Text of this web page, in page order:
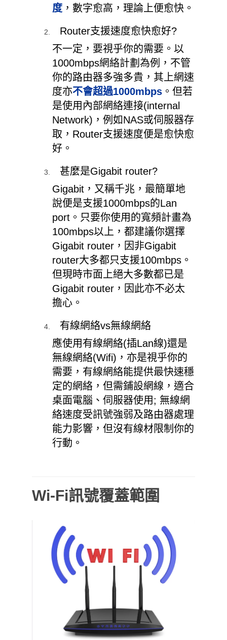
度 ，數字愈高，理論上便愈快。
Router支援速度愈快愈好?
不一定，要視乎你的需要。以
1000mbps網絡計劃為例，不管
你的路由器多強多貴，其上網速
度亦不會超過1000mbps 。但若
是使用內部網絡連接(internal
Network)，例如NAS或伺服器存
取，Router支援速度便是愈快愈
好。
甚麼是Gigabit router?
Gigabit，又稱千兆，最簡單地
說便是支援1000mbps的Lan
port。只要你使用的寬頻計畫為
100mbps以上，都建議你選擇
Gigabit router，因非Gigabit
router大多都只支援100mbps。
但現時市面上絕大多數都已是
Gigabit router，因此亦不必太
擔心。
有線網絡vs無線網絡
應使用有線網絡(插Lan線)還是
無線網絡(Wifi)，亦是視乎你的
需要，有線網絡能提供最快速穩
定的網絡，但需鋪設網線，適合
桌面電腦 、伺服器使用; 無線網
絡速度受訊號強弱及路由器處理
能力影響，但沒有線材限制你的
行動。
Wi-Fi訊號覆蓋範圍